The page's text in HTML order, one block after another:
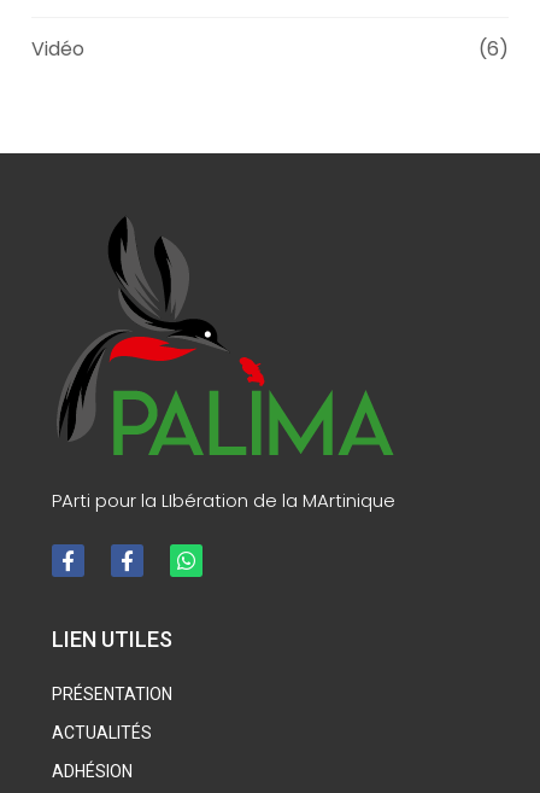
Vidéo (6)
PArti pour la LIbération de la MArtinique
LIEN UTILES
PRÉSENTATION
ACTUALITÉS
ADHÉSION